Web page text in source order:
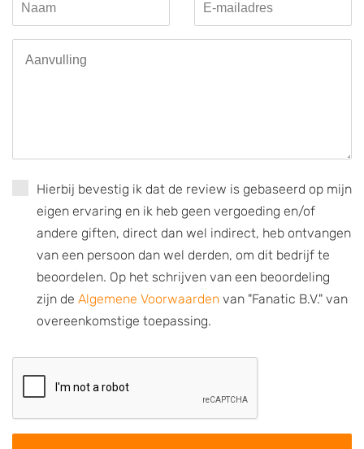
Hierbij bevestig ik dat de review is gebaseerd op mijn
eigen ervaring en ik heb geen vergoeding en/of
andere giften, direct dan wel indirect, heb ontvangen
van een persoon dan wel derden, om dit bedrijf te
beoordelen. Op het schrijven van een beoordeling
zijn de Algemene Voorwaarden van "Fanatic B.V." van
overeenkomstige toepassing.